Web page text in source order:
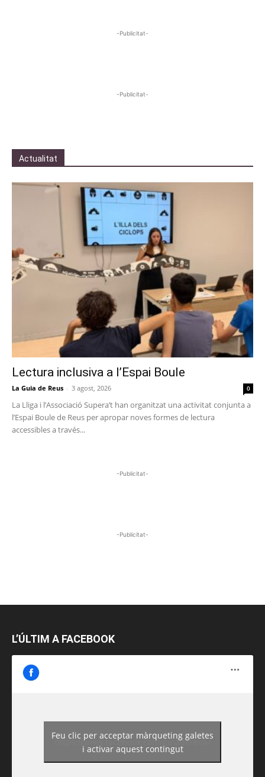
-Publicitat-
-Publicitat-
Actualitat
Lectura inclusiva a l’Espai Boule
La Guia de Reus - 3 agost, 2026 0
La Lliga i l’Associació Supera’t han organitzat una activitat conjunta a
l’Espai Boule de Reus per apropar noves formes de lectura
accessibles a través...
-Publicitat-
-Publicitat-
L’ÚLTIM A FACEBOOK
https://www.facebook.com/guiadereus/
Feu clic per acceptar màrqueting galetes
i activar aquest contingut